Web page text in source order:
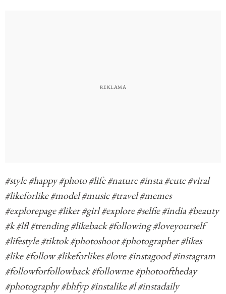
#style #happy #photo #life #nature #insta #cute #viral
#likeforlike #model #music #travel #memes
#explorepage #liker #girl #explore #selfie #india #beauty
#k #lfl #trending #likeback #following #loveyourself
#lifestyle #tiktok #photoshoot #photographer #likes
#like #follow #likeforlikes #love #instagood #instagram
#followforfollowback #followme #photooftheday
#photography #bhfyp #instalike #l #instadaily